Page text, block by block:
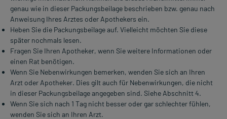
genau wie in dieser Packungsbeilage beschrieben bzw. genau nach
Anweisung Ihres Arztes oder Apothekers ein.
Heben Sie die Packungsbeilage auf. Vielleicht möchten Sie diese
später nochmals lesen.
Fragen Sie Ihren Apotheker, wenn Sie weitere Informationen oder
einen Rat benötigen.
Wenn Sie Nebenwirkungen bemerken, wenden Sie sich an Ihren
Arzt oder Apotheker. Dies gilt auch für Nebenwirkungen, die nicht
in dieser Packungsbeilage angegeben sind. Siehe Abschnitt 4.
Wenn Sie sich nach 1 Tag nicht besser oder gar schlechter fühlen,
wenden Sie sich an Ihren Arzt.